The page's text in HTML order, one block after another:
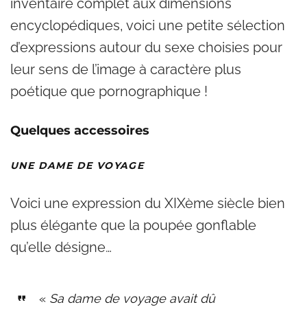
inventaire complet aux dimensions
encyclopédiques, voici une petite sélection
d’expressions autour du sexe choisies pour
leur sens de l’image à caractère plus
poétique que pornographique !
Quelques accessoires
UNE DAME DE VOYAGE
Voici une expression du XIXème siècle bien
plus élégante que la poupée gonflable
qu’elle désigne…
« Sa dame de voyage avait dû